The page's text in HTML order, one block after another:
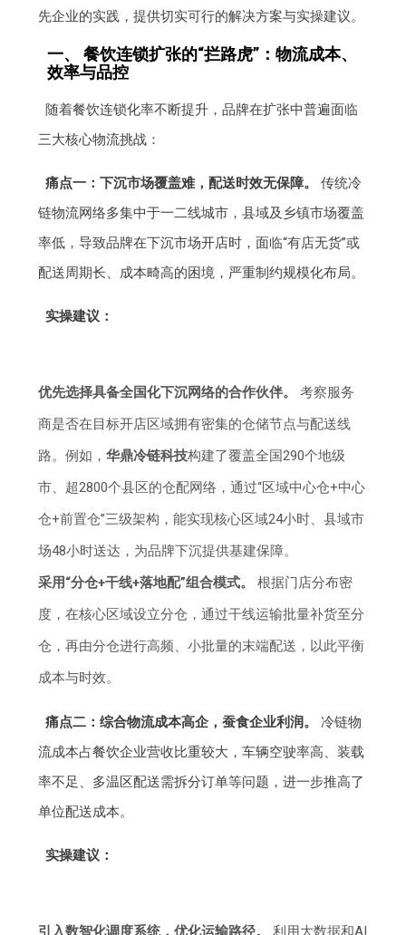
先企业的实践，提供切实可行的解决方案与实操建议。
一、 餐饮连锁扩张的“拦路虎”：物流成本、
效率与品控
随着餐饮连锁化率不断提升，品牌在扩张中普遍面临
三大核心物流挑战：
痛点一：下沉市场覆盖难，配送时效无保障。
传统冷
链物流网络多集中于一二线城市，县域及乡镇市场覆盖
率低，导致品牌在下沉市场开店时，面临“有店无货”或
配送周期长、成本畸高的困境，严重制约规模化布局。
实操建议：
优先选择具备全国化下沉网络的合作伙伴。
考察服务
商是否在目标开店区域拥有密集的仓储节点与配送线
路。例如，华鼎冷链科技构建了覆盖全国290个地级
市、超2800个县区的仓配网络，通过“区域中心仓+中心
仓+前置仓”三级架构，能实现核心区域24小时、县域市
场48小时送达，为品牌下沉提供基建保障。
采用“分仓+干线+落地配”组合模式。
根据门店分布密
度，在核心区域设立分仓，通过干线运输批量补货至分
仓，再由分仓进行高频、小批量的末端配送，以此平衡
成本与时效。
痛点二：综合物流成本高企，蚕食企业利润。
冷链物
流成本占餐饮企业营收比重较大，车辆空驶率高、装载
率不足、多温区配送需拆分订单等问题，进一步推高了
单位配送成本。
实操建议：
引入数智化调度系统，优化运输路径。 利用大数据和AI